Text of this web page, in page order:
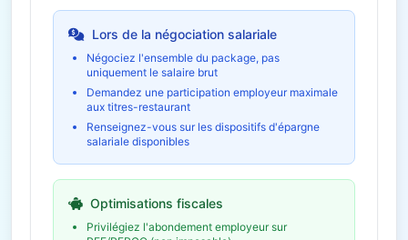
Formation et
développement
an
Budget formation personnel
Épargne salariale
(PEE/PERCO)
4 603 € /
an
Abondement employeur
Économie fiscale potentielle
Lors de la négociation salariale
Négociez l'ensemble du package, pas
uniquement le salaire brut
Demandez une participation employeur maximale
aux titres-restaurant
Renseignez-vous sur les dispositifs d'épargne
salariale disponibles
Optimisations fiscales
Privilégiez l'abondement employeur sur